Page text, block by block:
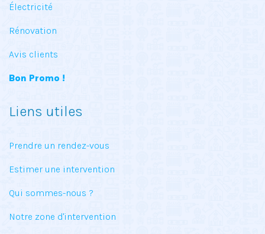
Électricité
Rénovation
Avis clients
Bon Promo !
Liens utiles
Prendre un rendez-vous
Estimer une intervention
Qui sommes-nous ?
Notre zone d'intervention